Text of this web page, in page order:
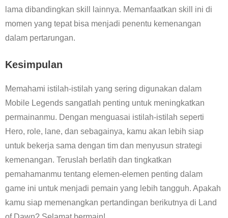
lama dibandingkan skill lainnya. Memanfaatkan skill ini di
momen yang tepat bisa menjadi penentu kemenangan
dalam pertarungan.
Kesimpulan
Memahami istilah-istilah yang sering digunakan dalam
Mobile Legends sangatlah penting untuk meningkatkan
permainanmu. Dengan menguasai istilah-istilah seperti
Hero, role, lane, dan sebagainya, kamu akan lebih siap
untuk bekerja sama dengan tim dan menyusun strategi
kemenangan. Teruslah berlatih dan tingkatkan
pemahamanmu tentang elemen-elemen penting dalam
game ini untuk menjadi pemain yang lebih tangguh. Apakah
kamu siap memenangkan pertandingan berikutnya di Land